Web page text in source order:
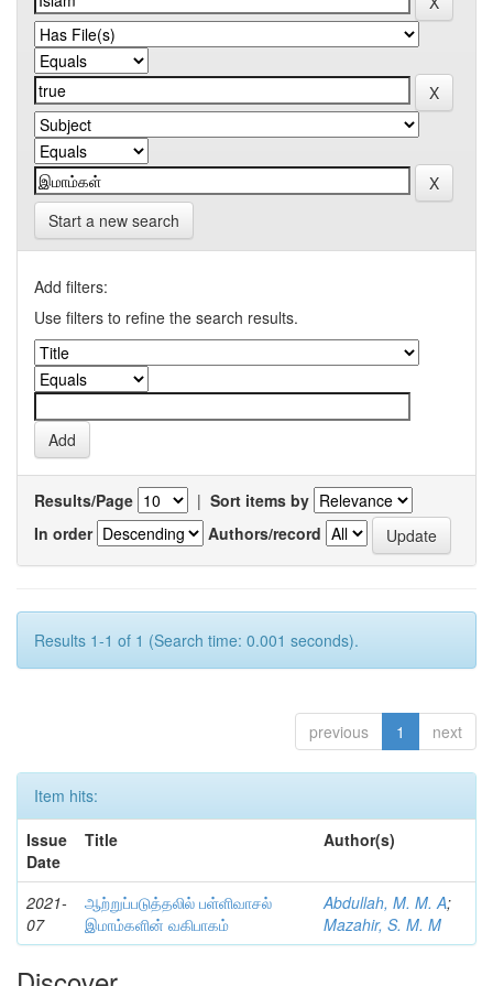
Start a new search
Add filters:
Use filters to refine the search results.
Results/Page | Sort items by
In order
Authors/record
Results 1-1 of 1 (Search time: 0.001 seconds).
previous 1 next
Item hits:
Issue
Date
Title Author(s)
2021-
07
ஆற்றுப்படுத்தலில் பள்ளிவாசல்
இமாம்களின் வகிபாகம்
Abdullah, M. M. A;
Mazahir, S. M. M